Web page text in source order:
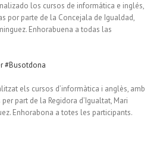
los cursos de informática e inglés,
por parte de la Concejala de Igualdad,
Enhorabuena a todas las
#Busotdona
els cursos d’informàtica i anglès, amb
part de la Regidora d’Igualtat, Mari
Enhorabona a totes les participants.